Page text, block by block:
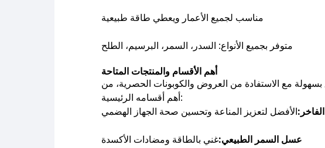
مناسب لجميع الأعمار ويعطي طاقة طبيعية
متوفر بجميع الأنواع: السدر، السمر، البرسيم، الطلح
أهم الأقسام والمنتجات المتاحة
مع الاستفادة من العروض والكوبونات الحصرية، من
أهم أقسامه الرئيسية:
الأفضل لتعزيز المناعة وتحسين صحة الجهاز الهضمي
عسل السمر الطبيعي:غني بالطاقة ومضادات الأكسدة